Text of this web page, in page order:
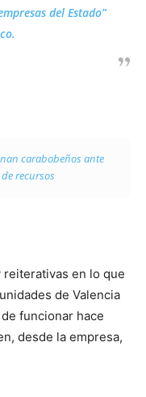
del Estado”
carabobeños ante
recursos
reiterativas en lo que
de Valencia
funcionar hace
desde la empresa,